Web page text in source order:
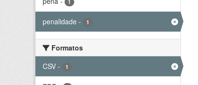
1
penalidade - 1
Formatos
CSV - 1